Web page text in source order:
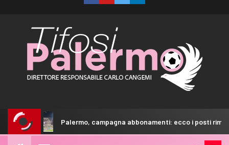
Palermo, campagna abbonamenti: ecco i posti rimasti